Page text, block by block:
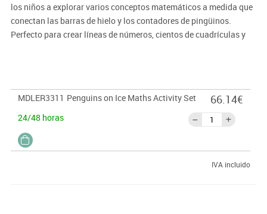
los niños a explorar varios conceptos matemáticos a medida que
conectan las barras de hielo y los contadores de pingüinos.
Perfecto para crear líneas de números, cientos de cuadrículas y
cálculo fotocopiable. Juego de 110 piezas.
MDLER3311 Penguins on Ice Maths Activity Set
24/48 horas
66.14€
IVA incluido